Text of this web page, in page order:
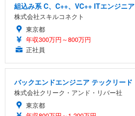
組込み系 C、C++、VC++ ITエンジニア
株式会社スキルコネクト
東京都
年収300万円～800万円
正社員
バックエンドエンジニア テックリード
株式会社クリーク・アンド・リバー社
東京都